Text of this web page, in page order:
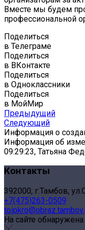
Вместе мы будем
профессиональной
Поделиться
в Телеграме
Поделиться
в ВКонтакте
Поделиться
в Одноклассники
Поделиться
в МойМир
Предыдущий
Следующий
Информация о
Информация об
09:29:23, Татьяна
Контакты
392000, г.Тамбов,
+7(475)263-0509
На сайте